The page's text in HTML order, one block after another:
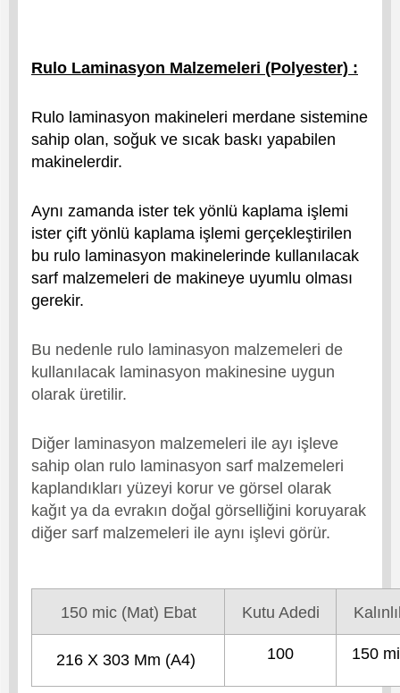
Rulo Laminasyon Malzemeleri (Polyester) :
Rulo laminasyon makineleri merdane sistemine
sahip olan, soğuk ve sıcak baskı yapabilen
makinelerdir.
Aynı zamanda ister tek yönlü kaplama işlemi
ister çift yönlü kaplama işlemi gerçekleştirilen
bu rulo laminasyon makinelerinde kullanılacak
sarf malzemeleri de makineye uyumlu olması
gerekir.
Bu nedenle rulo laminasyon malzemeleri de
kullanılacak laminasyon makinesine uygun
olarak üretilir.
Diğer laminasyon malzemeleri ile ayı işleve
sahip olan rulo laminasyon sarf malzemeleri
kaplandıkları yüzeyi korur ve görsel olarak
kağıt ya da evrakın doğal görselliğini koruyarak
diğer sarf malzemeleri ile aynı işlevi görür.
150 mic (Mat) Ebat Kutu Adedi
216 X 303 Mm (A4) 100 150